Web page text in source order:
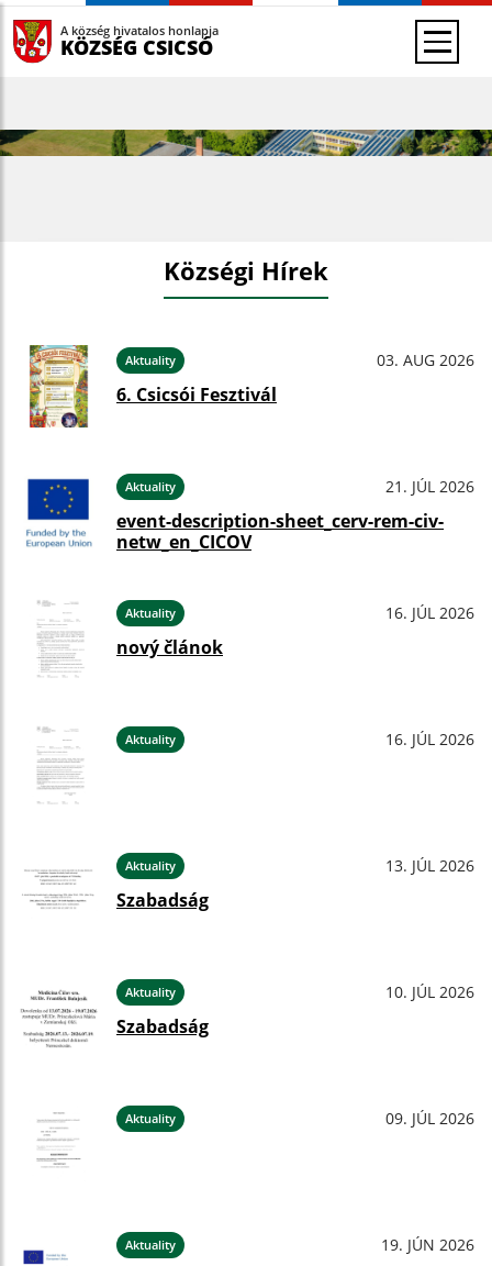
A község hivatalos honlapja
KÖZSÉG CSICSÓ
Községi Hírek
Aktuality 03. AUG 2026
6. Csicsói Fesztivál
Aktuality 21. JÚL 2026
event-description-sheet_cerv-rem-civ-
netw_en_CICOV
Aktuality 16. JÚL 2026
nový článok
Aktuality 16. JÚL 2026
Aktuality 13. JÚL 2026
Szabadság
Aktuality 10. JÚL 2026
Szabadság
Aktuality 09. JÚL 2026
Aktuality 19. JÚN 2026